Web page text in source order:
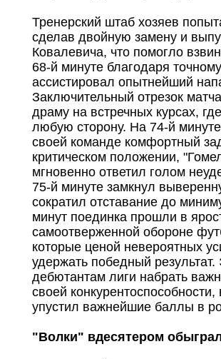
Тренерский штаб хозяев
сделав двойную замену и
Ковалевича, что помогло
68-й минуте благодаря
ассистировал опытнейший
Заключительный отрезок
драму на встречных курсах,
любую сторону. На 74-й
своей команде комфортный
критическом положении,
мгновенно ответил голом
75-й минуте замкнул
сократил отставание до
минут поединка прошли в
самоотверженной обороне
которые ценой невероятных
удержать победный
дебютантам лиги набрать
своей
упустил важнейшие баллы в
"Волки" вдесятером